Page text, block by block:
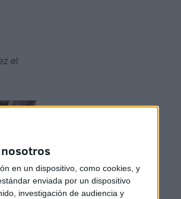
en un dispositivo, como cookies, y
enviada por un dispositivo
investigación de audiencia y
el